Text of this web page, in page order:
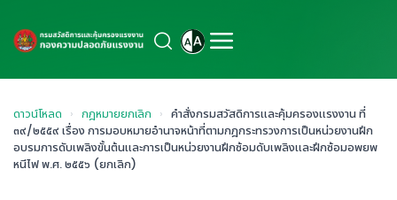
ดาวน์โหลด › กฎหมายยกเลิก › คำสั่งกรมสวัสดิการและคุ้มครองแรงงาน ที่
๓๙/๒๕๕๙ เรื่อง การมอบหมายอำนาจหน้าที่ตามกฎกระทรวงการเป็นหน่วยงานฝึก
อบรมการดับเพลิงขั้นต้นและการเป็นหน่วยงานฝึกซ้อมดับเพลิงและฝึกซ้อมอพยพ
หนีไฟ พ.ศ. ๒๕๕๖ (ยกเลิก)